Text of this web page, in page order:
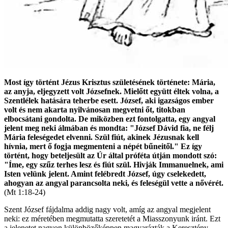
Most így történt Jézus Krisztus születésének története: Mária,
az anyja, eljegyzett volt Józsefnek. Mielőtt együtt éltek volna, a
Szentlélek hatására teherbe esett. József, aki igazságos ember
volt és nem akarta nyilvánosan megvetni őt, titokban
elbocsátani gondolta. De miközben ezt fontolgatta, egy angyal
jelent meg neki álmában és mondta: "József Dávid fia, ne félj
Mária feleségedet elvenni. Szül fiút, akinek Jézusnak kell
hívnia, mert ő fogja megmenteni a népét bűneitől." Ez így
történt, hogy beteljesült az Úr által próféta útján mondott szó:
"Íme, egy szűz terhes lesz és fiút szül. Hivják Immanuelnek, ami
Isten velünk jelent. Amint felébredt József, úgy cselekedett,
ahogyan az angyal parancsolta neki, és feleségül vette a nővérét.
(Mt 1:18-24)
Szent József fájdalma addig nagy volt, amíg az angyal megjelent
neki: ez méretében megmutatta szeretetét a Miasszonyunk iránt. Ezt